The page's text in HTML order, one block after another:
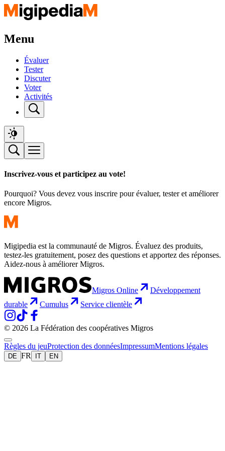
Menu
Évaluer
Tester
Discuter
Voter
Activités
Inscrivez-vous et participez au vote!
Pourquoi? Vous devez vous inscrire pour évaluer, tester et améliorer
encore Migros.
Migipedia est la communauté de Migros. Évaluez des produits,
testez-les gratuitement, posez des questions et apportez des réponses.
Aidez-nous à améliorer Migros.
Migros Online
Développement
durable
Cumulus Service clientèle
© 2026 La Fédération des coopératives Migros
Règles du jeuProtection des donnéesImpressumMentions légales
DE FR IT EN